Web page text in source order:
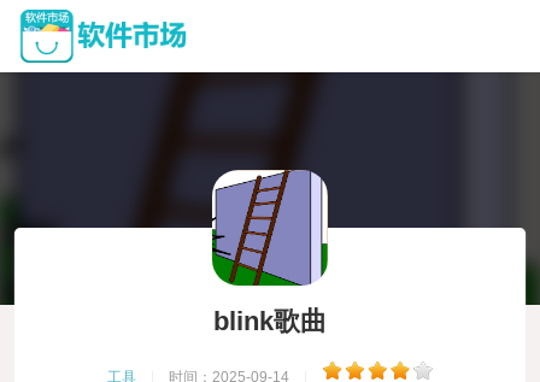
blink歌曲
工具 时间：2025-09-14